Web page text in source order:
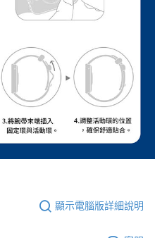
顯示電腦版詳細說明